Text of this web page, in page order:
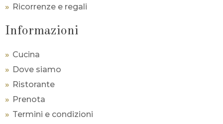
Ricorrenze e regali
Informazioni
Cucina
Dove siamo
Ristorante
Prenota
Termini e condizioni